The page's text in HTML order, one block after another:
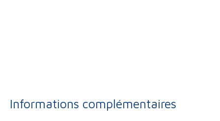
Informations complémentaires